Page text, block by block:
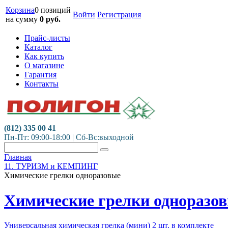
Корзина0 позиций
на сумму 0 руб.
Войти Регистрация
Прайс-листы
Каталог
Как купить
О магазине
Гарантия
Контакты
(812) 335 00 41
Пн-Пт: 09:00-18:00 | Сб-Вс:выходной
Главная
11. ТУРИЗМ и КЕМПИНГ
Химические грелки одноразовые
Химические грелки
Универсальная химическая грелка (мини) 2 шт. в комплекте